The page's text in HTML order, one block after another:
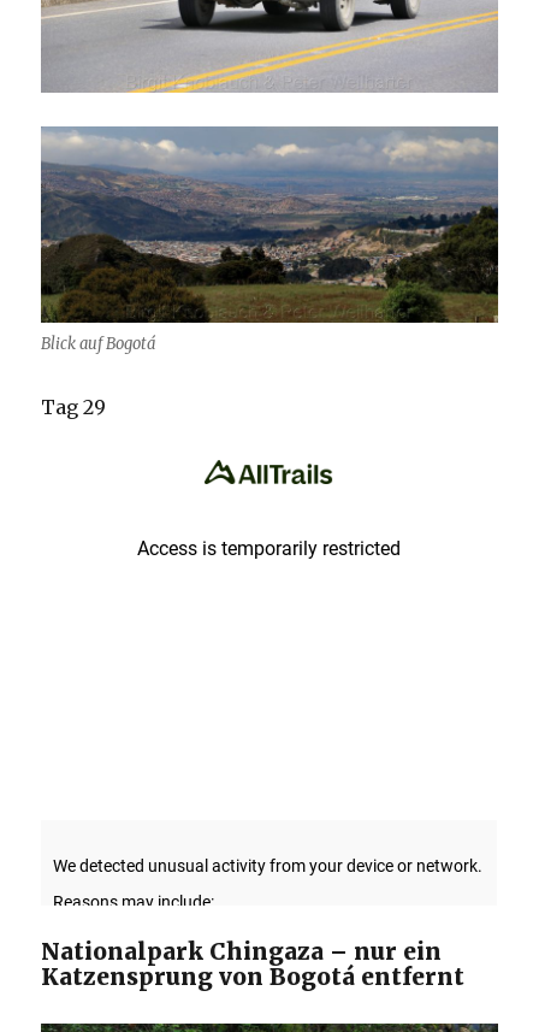
Blick auf Bogotá
Tag 29
Nationalpark Chingaza – nur ein
Katzensprung von Bogotá entfernt